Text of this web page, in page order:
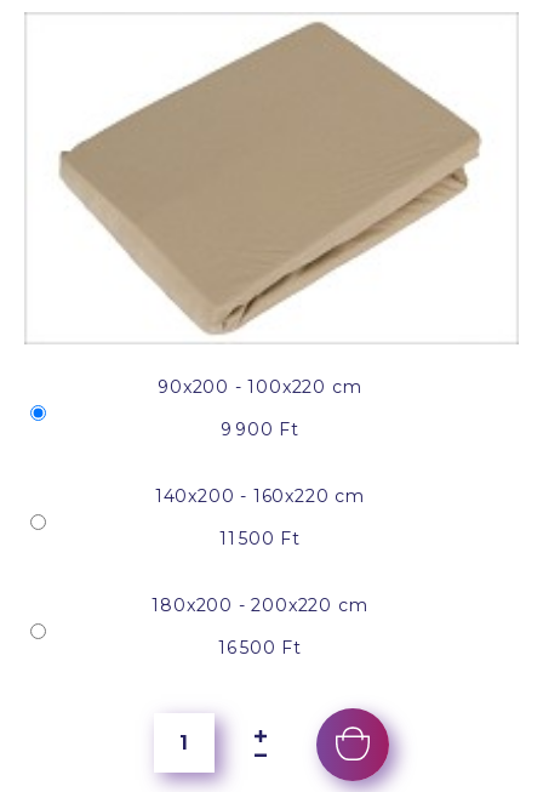
90x200 - 100x220 cm
9 900 Ft
140x200 - 160x220 cm
11 500 Ft
180x200 - 200x220 cm
16 500 Ft